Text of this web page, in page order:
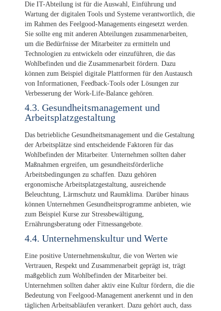
Die IT-Abteilung ist für die Auswahl, Einführung und
Wartung der digitalen Tools und Systeme verantwortlich, die
im Rahmen des Feelgood-Managements eingesetzt werden.
Sie sollte eng mit anderen Abteilungen zusammenarbeiten,
um die Bedürfnisse der Mitarbeiter zu ermitteln und
Technologien zu entwickeln oder einzuführen, die das
Wohlbefinden und die Zusammenarbeit fördern. Dazu
können zum Beispiel digitale Plattformen für den Austausch
von Informationen, Feedback-Tools oder Lösungen zur
Verbesserung der Work-Life-Balance gehören.
4.3. Gesundheitsmanagement und
Arbeitsplatzgestaltung
Das betriebliche Gesundheitsmanagement und die Gestaltung
der Arbeitsplätze sind entscheidende Faktoren für das
Wohlbefinden der Mitarbeiter. Unternehmen sollten daher
Maßnahmen ergreifen, um gesundheitsförderliche
Arbeitsbedingungen zu schaffen. Dazu gehören
ergonomische Arbeitsplatzgestaltung, ausreichende
Beleuchtung, Lärmschutz und Raumklima. Darüber hinaus
können Unternehmen Gesundheitsprogramme anbieten, wie
zum Beispiel Kurse zur Stressbewältigung,
Ernährungsberatung oder Fitnessangebote.
4.4. Unternehmenskultur und Werte
Eine positive Unternehmenskultur, die von Werten wie
Vertrauen, Respekt und Zusammenarbeit geprägt ist, trägt
maßgeblich zum Wohlbefinden der Mitarbeiter bei.
Unternehmen sollten daher aktiv eine Kultur fördern, die die
Bedeutung von Feelgood-Management anerkennt und in den
täglichen Arbeitsabläufen verankert. Dazu gehört auch, dass